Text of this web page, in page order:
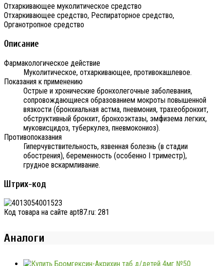
Отхаркивающее муколитическое средство
Отхаркивающее средство, Респираторное средство,
Органотропное средство
Описание
Фармакологическое действие
Муколитическое, отхаркивающее, противокашлевое.
Показания к применению
Острые и хронические бронхолегочные заболевания,
сопровождающиеся образованием мокроты повышенной
вязкости (бронхиальная астма, пневмония, трахеобронхит,
обструктивный бронхит, бронхоэктазы, эмфизема легких,
муковисцидоз, туберкулез, пневмокониоз).
Противопоказания
Гиперчувствительность, язвенная болезнь (в стадии
обострения), беременность (особенно I триместр),
грудное вскармливание.
Штрих-код
Код товара на сайте apt87.ru: 281
Аналоги